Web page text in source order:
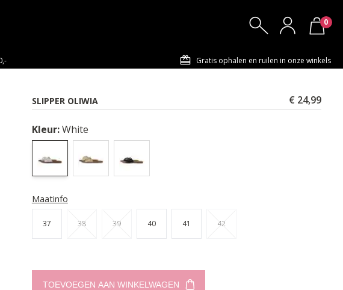
0
Gratis ophalen en ruilen in onze winkels
SLIPPER OLIWIA
€ 24,99
Kleur:White
Maatinfo
37 38 39 40 41 42
TOEVOEGEN AAN WINKELWAGEN